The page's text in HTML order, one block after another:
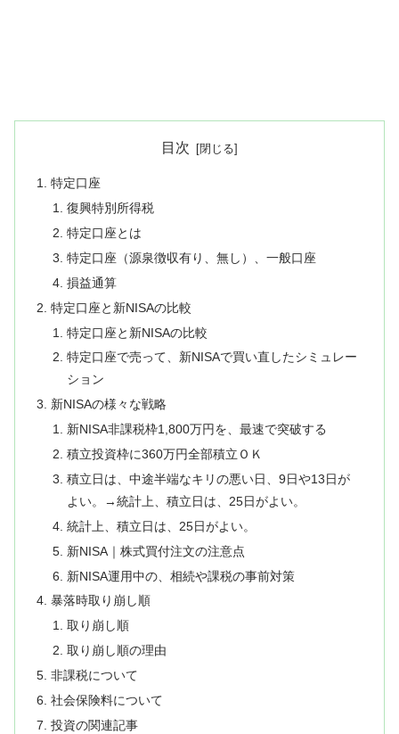
目次
特定口座
復興特別所得税
特定口座とは
特定口座（源泉徴収有り、無し）、一般口座
損益通算
特定口座と新NISAの比較
特定口座と新NISAの比較
特定口座で売って、新NISAで買い直したシミュレー
ション
新NISAの様々な戦略
新NISA非課税枠1,800万円を、最速で突破する
積立投資枠に360万円全部積立ＯＫ
積立日は、中途半端なキリの悪い日、9日や13日が
よい。→統計上、積立日は、25日がよい。
統計上、積立日は、25日がよい。
新NISA｜株式買付注文の注意点
新NISA運用中の、相続や課税の事前対策
暴落時取り崩し順
取り崩し順
取り崩し順の理由
非課税について
社会保険料について
投資の関連記事